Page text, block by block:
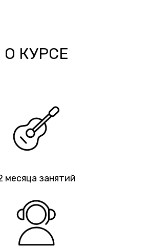
О КУРСЕ
месяца занятий